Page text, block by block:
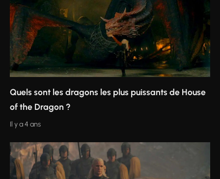
Quels sont les dragons les plus puissants de House
of the Dragon ?
Il y a 4 ans